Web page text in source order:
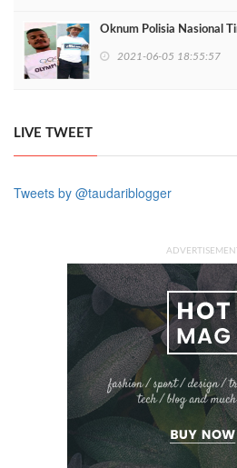
Oknum Polisia Nasional
2021-06-05 18:55:57
LIVE TWEET
Tweets by @taudariblogger